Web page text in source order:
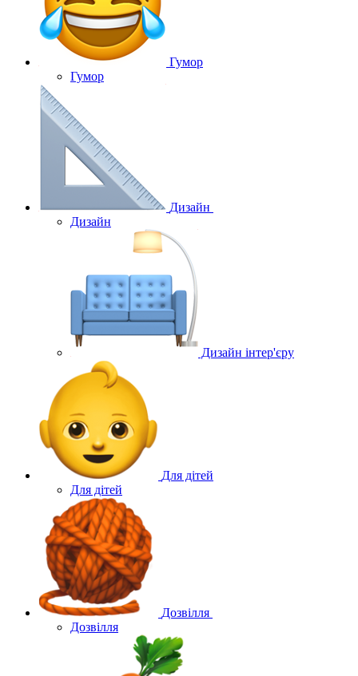
Гумор
Гумор
Дизайн
Дизайн
Дизайн інтер'єру
Для дітей
Для дітей
Дозвілля
Дозвілля